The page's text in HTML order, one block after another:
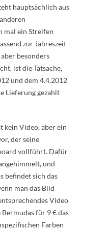
hauptsächlich aus
mal ein Streifen
zur Jahreszeit
besonders
ist die Tatsache,
und dem 4.4.2012
Lieferung gezahlt
kein Video, aber ein
der seine
vollführt. Dafür
und
befindet sich das
man das Bild
Video
für 9 € das
Farben